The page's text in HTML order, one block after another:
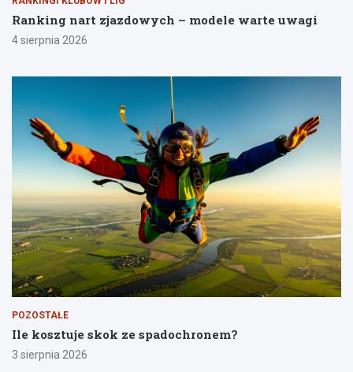
Ranking nart zjazdowych – modele warte uwagi
4 sierpnia 2026
POZOSTAŁE
Ile kosztuje skok ze spadochronem?
3 sierpnia 2026